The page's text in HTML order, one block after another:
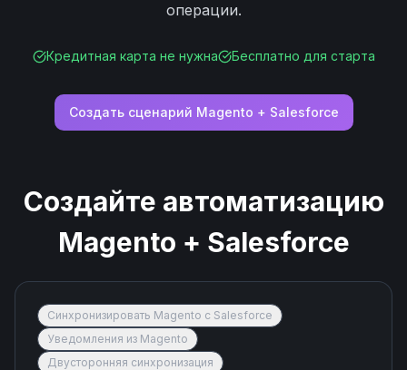
операции.
Кредитная карта не нужна Бесплатно для старта
Создать сценарий Magento + Salesforce
Создайте автоматизацию
Magento + Salesforce
Синхронизировать Magento с Salesforce
Уведомления из Magento
Двусторонняя синхронизация